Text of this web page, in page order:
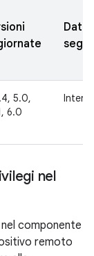
Data
5.0,
6.0
nel
componente
remoto